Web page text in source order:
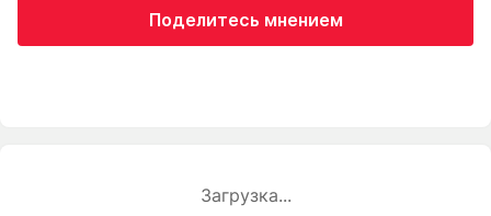
Поделитесь мнением
Загрузка...